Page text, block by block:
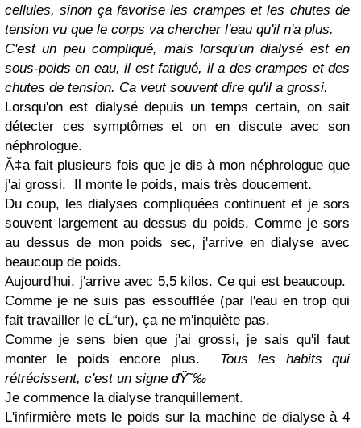
cellules, sinon ça favorise les crampes et les chutes de
tension vu que le corps va chercher l'eau qu'il n'a plus.
C'est un peu compliqué, mais lorsqu'un dialysé est en
sous-poids en eau, il est fatigué, il a des crampes et des
chutes de tension. Ca veut souvent dire qu'il a grossi.
Lorsqu'on est dialysé depuis un temps certain, on sait
détecter ces symptômes et on en discute avec son
néphrologue.
Ă‡a fait plusieurs fois que je dis à mon néphrologue que
j'ai grossi. Il monte le poids, mais très doucement.
Du coup, les dialyses compliquées continuent et je sors
souvent largement au dessus du poids. Comme je sors
au dessus de mon poids sec, j'arrive en dialyse avec
beaucoup de poids.
Aujourd'hui, j'arrive avec 5,5 kilos. Ce qui est beaucoup.
Comme je ne suis pas essoufflée (par l'eau en trop qui
fait travailler le cĹ“ur), ça ne m'inquiète pas.
Comme je sens bien que j'ai grossi, je sais qu'il faut
monter le poids encore plus. Tous les habits qui
rétrécissent, c'est un signe đŸ˜‰
Je commence la dialyse tranquillement.
L'infirmière mets le poids sur la machine de dialyse à 4